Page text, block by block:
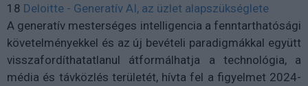
18 Deloitte - Generatív AI, az üzlet alapszükséglete
A generatív mesterséges intelligencia a fenntarthatósági
követelményekkel és az új bevételi paradigmákkal együtt
visszafordíthatatlanul átformálhatja a technológia, a
média és távközlés területét, hívta fel a figyelmet 2024-